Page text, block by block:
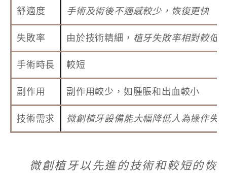
舒適度 手術及術後不適感較少，恢復更快
失敗率 由於技術精細， 植牙失敗率相對較低
手術時長 較短
副作用 副作用較少，如腫脹和出血較小
技術需求 微創植牙設備能大幅降低人為操作失
微創植牙以先進的技術和較短的恢